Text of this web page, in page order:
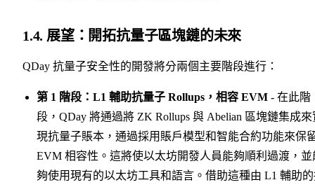
1.4. 展望：開拓抗量子區塊鏈的未來
QDay 抗量子安全性的開發將分兩個主要階段進行：
第 1 階段：L1 輔助抗量子 Rollups，相容 EVM - 在此階
段，QDay 將通過將 ZK Rollups 與 Abelian 區塊鏈集成來
現抗量子賬本，通過採用賬戶模型和智能合約功能來保
EVM 相容性。這將使以太坊開發人員能夠順利過渡，並
夠使用現有的以太坊工具和語言。借助這種由 L1 輔助